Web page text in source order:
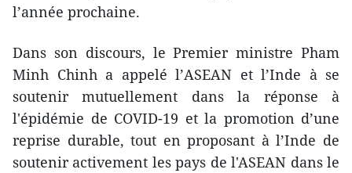
l’année prochaine.
Dans son discours, le Premier ministre Pham
Minh Chinh a appelé l’ASEAN et l’Inde à se
soutenir mutuellement dans la réponse à
l'épidémie de COVID-19 et la promotion d’une
reprise durable, tout en proposant à l’Inde de
soutenir activement les pays de l'ASEAN dans le